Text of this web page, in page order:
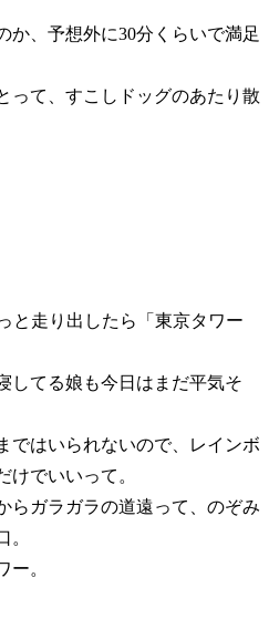
か、予想外に30分くらいで満足
って、すこしドッグのあたり散
と走り出したら「東京タワー
してる娘も今日はまだ平気そ
ではいられないので、レインボ
けでいいって。
らガラガラの道遠って、のぞみ
。
ー。